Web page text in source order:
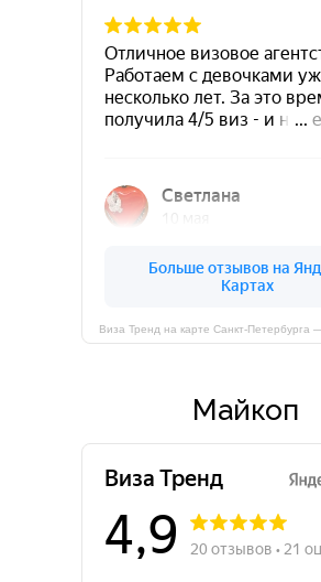
Майкоп
О компании
Наша компания предоставляет
профессиональную помощь в получении виз
в США, Австралию, Великобританию и Канаду.